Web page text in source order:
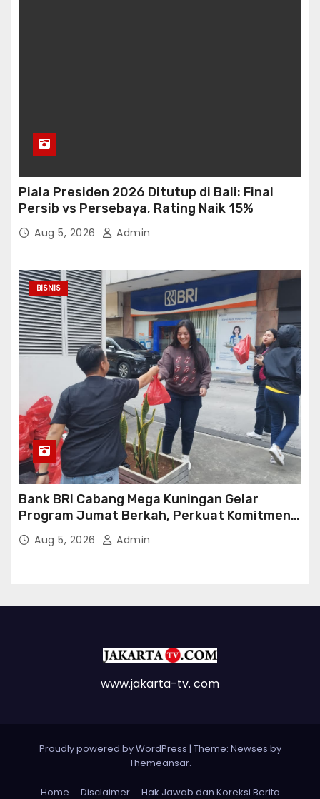
Piala Presiden 2026 Ditutup di Bali: Final
Persib vs Persebaya, Rating Naik 15%
Aug 5, 2026 Admin
BISNIS
Bank BRI Cabang Mega Kuningan Gelar
Program Jumat Berkah, Perkuat Komitmen
untuk Saling Berbagai Kepada Masyarakat
Sekitar Kawasan Mega Kuningan
Aug 5, 2026 Admin
www.jakarta-tv. com
Proudly powered by WordPress | Theme: Newses by
Themeansar.
Home Disclaimer Hak Jawab dan Koreksi Berita